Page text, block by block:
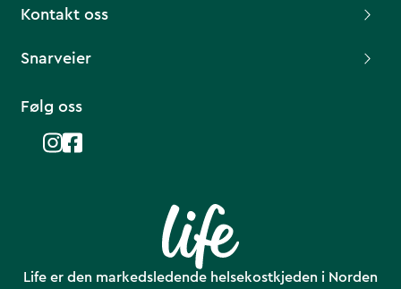
Life er den markedsledende helsekostkjeden i Norden
Kontakt oss
Snarveier
Følg oss